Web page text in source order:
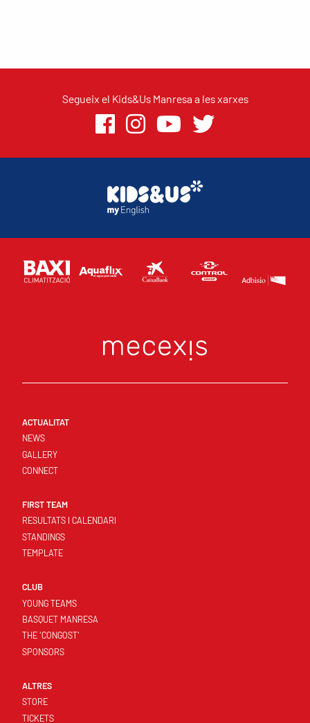
Segueix el Kids&Us Manresa a les xarxes
ACTUALITAT
NEWS
GALLERY
CONNECT
FIRST TEAM
RESULTATS I CALENDARI
STANDINGS
TEMPLATE
CLUB
YOUNG TEAMS
BASQUET MANRESA
THE 'CONGOST'
SPONSORS
ALTRES
STORE
TICKETS